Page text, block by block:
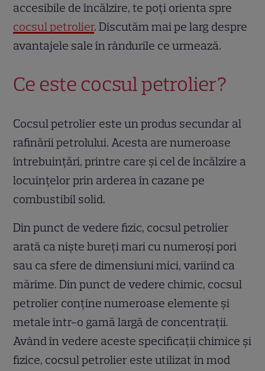
accesibile de încălzire, te poți orienta spre
cocsul petrolier. Discutăm mai pe larg despre
avantajele sale în rândurile ce urmează.
Ce este cocsul petrolier?
Cocsul petrolier este un produs secundar al
rafinării petrolului. Acesta are numeroase
întrebuințări, printre care și cel de încălzire a
locuințelor prin arderea în cazane pe
combustibil solid.
Din punct de vedere fizic, cocsul petrolier
arată ca niște bureți mari cu numeroși pori
sau ca sfere de dimensiuni mici, variind ca
mărime. Din punct de vedere chimic, cocsul
petrolier conține numeroase elemente și
metale într-o gamă largă de concentrații.
Având în vedere aceste specificații chimice și
fizice, cocsul petrolier este utilizat în mod